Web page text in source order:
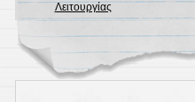
Λειτουργίας